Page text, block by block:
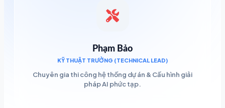
Phạm Bảo
KỸ THUẬT TRƯỞNG (TECHNICAL LEAD)
Chuyên gia thi công hệ thống dự án & Cấu hình giải
pháp AI phức tạp.